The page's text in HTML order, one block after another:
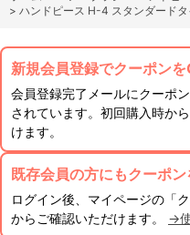
> ハンドピース H-4 スタンダード
新規会員登録でクーポンを
会員登録完了メールにクーポ
されています。初回購入時か
けます。
既存会員の方にもクーポン
ログイン後、マイページの「
からご確認いただけます。 →